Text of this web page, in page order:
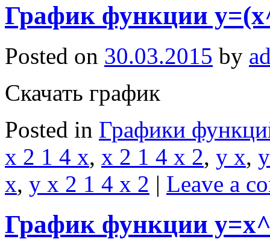
График функции
Posted on 30.03.2015 by
Скачать график
Posted in Графики
x 2 1 4 x, x 2 1 4 x 2, y x,
x, y x 2 1 4 x 2 | Leave a
График функции